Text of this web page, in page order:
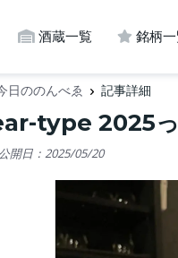
酒蔵一覧 銘柄
日ののんべゑ 記事詳細
type 2025
公開日：2025/05/20